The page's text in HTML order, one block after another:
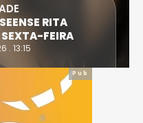
RITA
SEXTA-FEIRA
. 13:15
Pub